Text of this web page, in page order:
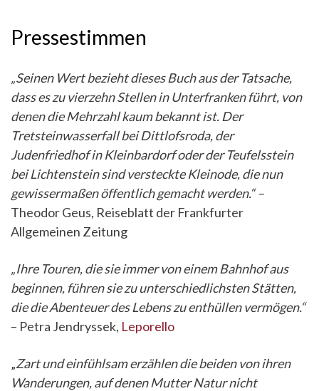
Pressestimmen
„Seinen Wert bezieht dieses Buch aus der Tatsache,
dass es zu vierzehn Stellen in Unterfranken führt, von
denen die Mehrzahl kaum bekannt ist. Der
Tretsteinwasserfall bei Dittlofsroda, der
Judenfriedhof in Kleinbardorf oder der Teufelsstein
bei Lichtenstein sind versteckte Kleinode, die nun
gewissermaßen öffentlich gemacht werden.“ –
Theodor Geus, Reiseblatt der Frankfurter
Allgemeinen Zeitung
„Ihre Touren, die sie immer von einem Bahnhof aus
beginnen, führen sie zu unter­schied­lichsten Stätten,
die die Abenteuer des Lebens zu enthüllen vermögen.“
– Petra Jendryssek, Leporello
„Zart und einfühlsam erzählen die beiden von ihren
Wanderungen, auf denen Mutter Natur nicht